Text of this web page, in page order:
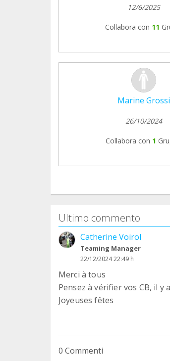
12/6/2025
Collabora con 11
Marine Grossi
26/10/2024
Collabora con 1
Ultimo commento
Catherine Voirol
Teaming Manager
22/12/2024 22:49 h
Merci à tous
Pensez à vérifier vos CB, il
Joyeuses fêtes
0 Commenti